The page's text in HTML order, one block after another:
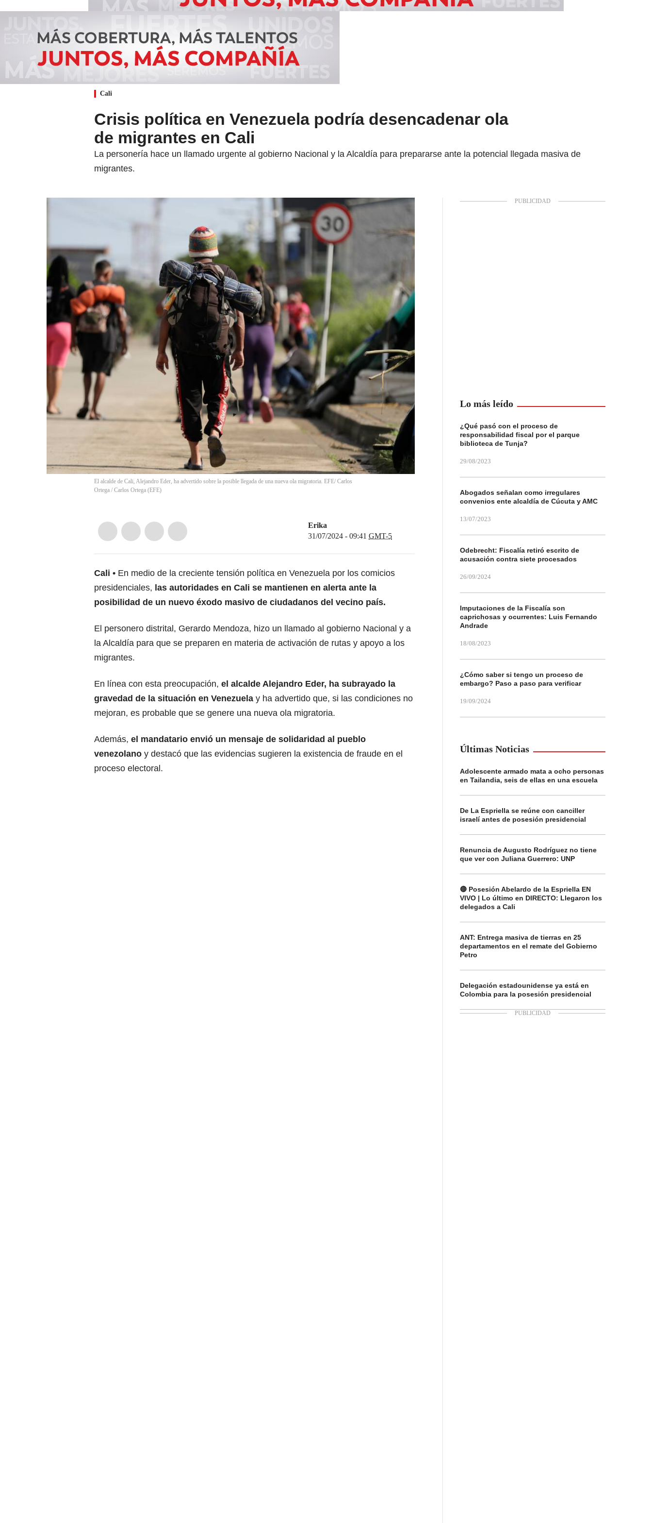
Cali
Crisis política en Venezuela podría desencadenar ola
de migrantes en Cali
La personería hace un llamado urgente al gobierno Nacional y la Alcaldía para prepararse ante la potencial llegada masiva de
migrantes.
El alcalde de Cali, Alejandro Eder, ha advertido sobre la posible llegada de una nueva ola migratoria. EFE/ Carlos
Ortega / Carlos Ortega (EFE)
Erika
31/07/2024 - 09:41 GMT-5
Cali
En medio de la creciente tensión política en Venezuela por los comicios
presidenciales, las autoridades en Cali se mantienen en alerta ante la
posibilidad de un nuevo éxodo masivo de ciudadanos del vecino país.
El personero distrital, Gerardo Mendoza, hizo un llamado al gobierno Nacional y a
la Alcaldía para que se preparen en materia de activación de rutas y apoyo a los
migrantes.
En línea con esta preocupación, el alcalde Alejandro Eder, ha subrayado la
gravedad de la situación en Venezuela y ha advertido que, si las condiciones no
mejoran, es probable que se genere una nueva ola migratoria.
Además, el mandatario envió un mensaje de solidaridad al pueblo
venezolano y destacó que las evidencias sugieren la existencia de fraude en el
proceso electoral.
Lo más leído
¿Qué pasó con el proceso de
responsabilidad fiscal por el parque
biblioteca de Tunja?
29/08/2023
Abogados señalan como irregulares
convenios ente alcaldía de Cúcuta y AMC
13/07/2023
Odebrecht: Fiscalía retiró escrito de
acusación contra siete procesados
26/09/2024
Imputaciones de la Fiscalía son
caprichosas y ocurrentes: Luis Fernando
Andrade
18/08/2023
¿Cómo saber si tengo un proceso de
embargo? Paso a paso para verificar
19/09/2024
Últimas Noticias
Adolescente armado mata a ocho personas
en Tailandia, seis de ellas en una escuela
De La Espriella se reúne con canciller
israelí antes de posesión presidencial
Renuncia de Augusto Rodríguez no tiene
que ver con Juliana Guerrero: UNP
🔴 Posesión Abelardo de la Espriella EN
VIVO | Lo último en DIRECTO: Llegaron los
delegados a Cali
ANT: Entrega masiva de tierras en 25
departamentos en el remate del Gobierno
Petro
Delegación estadounidense ya está en
Colombia para la posesión presidencial